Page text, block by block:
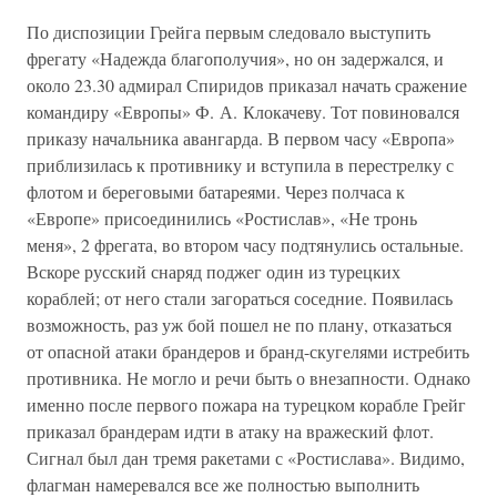
По диспозиции Грейга первым следовало выступить
фрегату «Надежда благополучия», но он задержался, и
около 23.30 адмирал Спиридов приказал начать сражение
командиру «Европы» Ф. А. Клокачеву. Тот повиновался
приказу начальника авангарда. В первом часу «Европа»
приблизилась к противнику и вступила в перестрелку с
флотом и береговыми батареями. Через полчаса к
«Европе» присоединились «Ростислав», «Не тронь
меня», 2 фрегата, во втором часу подтянулись остальные.
Вскоре русский снаряд поджег один из турецких
кораблей; от него стали загораться соседние. Появилась
возможность, раз уж бой пошел не по плану, отказаться
от опасной атаки брандеров и бранд-скугелями истребить
противника. Не могло и речи быть о внезапности. Однако
именно после первого пожара на турецком корабле Грейг
приказал брандерам идти в атаку на вражеский флот.
Сигнал был дан тремя ракетами с «Ростислава». Видимо,
флагман намеревался все же полностью выполнить